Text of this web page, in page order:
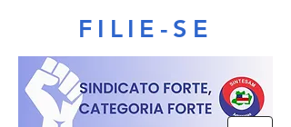
FILIE-SE